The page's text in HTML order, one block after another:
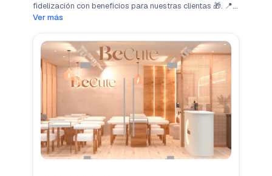
fidelización con beneficios para nuestras clientas 🎁. 📍
Estamos en la transversal superior con la calle 9b sur.
Ver más